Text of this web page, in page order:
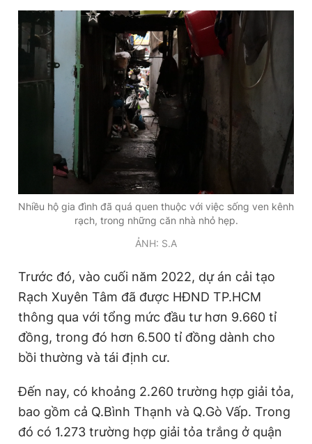
Nhiều hộ gia đình đã quá quen thuộc với việc sống ven kênh
rạch, trong những căn nhà nhỏ hẹp.
ẢNH: S.A
Trước đó, vào cuối năm 2022, dự án cải tạo
Rạch Xuyên Tâm đã được HĐND TP.HCM
thông qua với tổng mức đầu tư hơn 9.660 tỉ
đồng, trong đó hơn 6.500 tỉ đồng dành cho
bồi thường và tái định cư.
Đến nay, có khoảng 2.260 trường hợp giải tỏa,
bao gồm cả Q.Bình Thạnh và Q.Gò Vấp. Trong
đó có 1.273 trường hợp giải tỏa trắng ở quận